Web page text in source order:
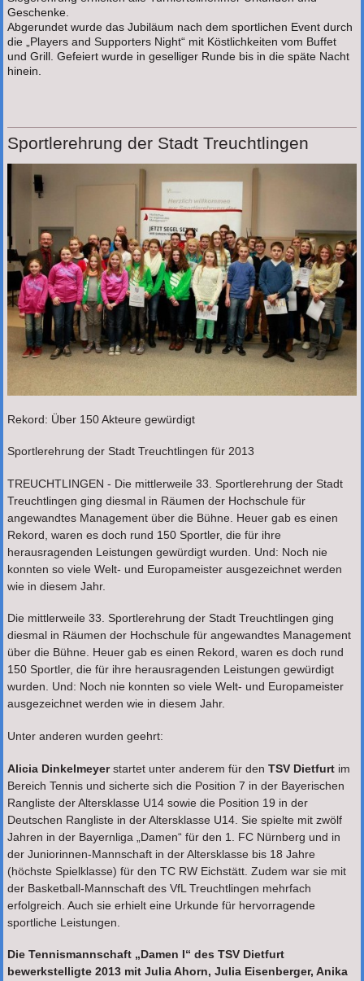
Geschenke.
Abgerundet wurde das Jubiläum nach dem sportlichen Event durch
die „Players and Supporters Night“ mit Köstlichkeiten vom Buffet
und Grill. Gefeiert wurde in geselliger Runde bis in die späte Nacht
hinein.
Sportlerehrung der Stadt Treuchtlingen
Rekord: Über 150 Akteure gewürdigt
Sportlerehrung der Stadt Treuchtlingen für 2013
TREUCHTLINGEN - Die mittlerweile 33. Sportlerehrung der Stadt
Treuchtlingen ging diesmal in Räumen der Hochschule für
angewandtes Management über die Bühne. Heuer gab es einen
Rekord, waren es doch rund 150 Sportler, die für ihre
herausragenden Leistungen gewürdigt wurden. Und: Noch nie
konnten so viele Welt- und Europameister ausgezeichnet werden
wie in diesem Jahr.
Die mittlerweile 33. Sportlerehrung der Stadt Treuchtlingen ging
diesmal in Räumen der Hochschule für angewandtes Management
über die Bühne. Heuer gab es einen Rekord, waren es doch rund
150 Sportler, die für ihre herausragenden Leistungen gewürdigt
wurden. Und: Noch nie konnten so viele Welt- und Europameister
ausgezeichnet werden wie in diesem Jahr.
Unter anderen wurden geehrt:
Alicia Dinkelmeyerstartet unter anderem für den TSV Dietfurtim
Bereich Tennis und sicherte sich die Position 7 in der Bayerischen
Rangliste der Altersklasse U14 sowie die Position 19 in der
Deutschen Rangliste in der Altersklasse U14. Sie spielte mit zwölf
Jahren in der Bayernliga „Damen“ für den 1. FC Nürnberg und in
der Juniorinnen-Mannschaft in der Altersklasse bis 18 Jahre
(höchste Spielklasse) für den TC RW Eichstätt. Zudem war sie mit
der Basketball-Mannschaft des VfL Treuchtlingen mehrfach
erfolgreich. Auch sie erhielt eine Urkunde für hervorragende
sportliche Leistungen.
Die Tennismannschaft „Damen I“ des TSV Dietfurt
bewerkstelligte 2013 mit Julia Ahorn, Julia Eisenberger, Anika